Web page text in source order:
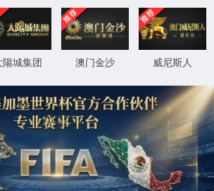
website
返回首页